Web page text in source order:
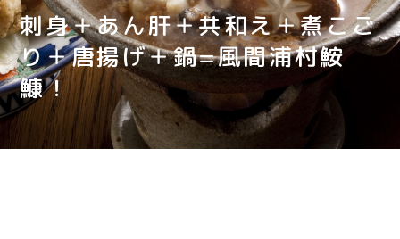
刺身＋あん肝＋共和え＋煮こご
り＋唐揚げ＋鍋=風間浦村鮟
鱇！